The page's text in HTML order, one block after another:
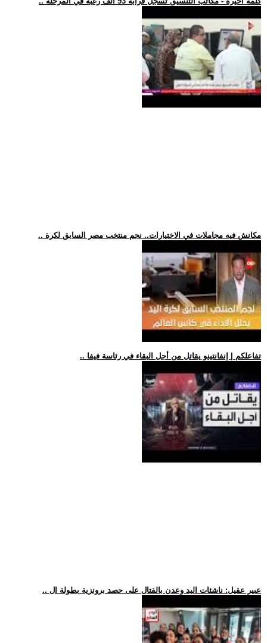
.. مكانش فيه مجاملات في الاختيارات.. نجم منتخب مصر السابق لكرة
.. تفاعلكم | إنفانتينو يقاتل من أجل البقاء في رئاسة فيفا
.. عبير عقيل: ناشئات اليد وعدن بالقتال على حصد برونزية بطولة ال